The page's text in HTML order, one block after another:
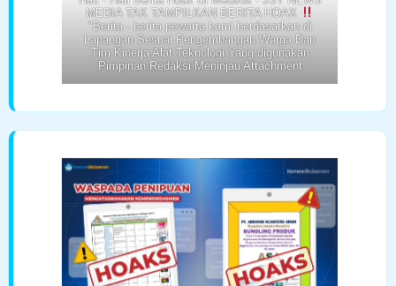
Hati - Hati Berita Hoax Di Medsos - JST NEWS
MEDIA TAK TAMPILKAN BERITA HOAX
"Berita - berita pewarta kami berdasarkan di
Lapangan Sesuai Pengembangan Warga Dan
Tim Kinerja Alat Teknologi Yang digunakan
Pimpinan Redaksi Meninjau Attachment